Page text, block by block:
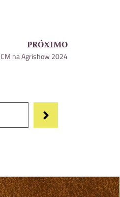
PRÓXIMO
CM na Agrishow 2024